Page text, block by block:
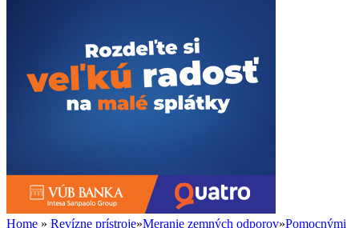
Home » Revízne prístroje»Meranie zemných odporov»Pomocnými